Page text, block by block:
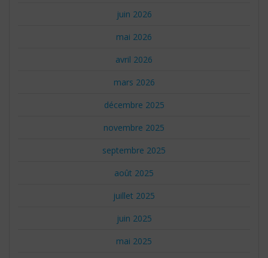
juin 2026
mai 2026
avril 2026
mars 2026
décembre 2025
novembre 2025
septembre 2025
août 2025
juillet 2025
juin 2025
mai 2025